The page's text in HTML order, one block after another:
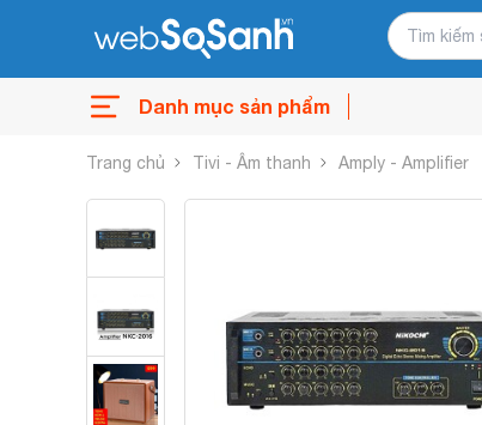
Danh mục sản phẩm
Trang chủ Tivi - Âm thanh Amply - Amplifier